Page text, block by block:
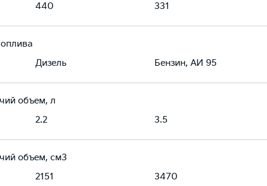
440 331
Дизель Бензин, АИ 95
объем, л
2.2 3.5
объем, см3
2151 3470